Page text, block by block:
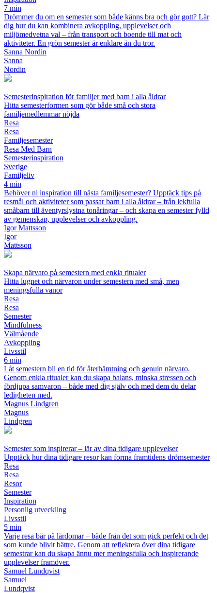
7 min
Drömmer du om en semester som både känns bra och gör gott? Lär
dig hur du kan kombinera avkoppling, upplevelser och
miljömedvetna val – från transport och boende till mat och
aktiviteter. En grön semester är enklare än du tror.
Sanna Nordin
Sanna
Nordin
Semesterinspiration för familjer med barn i alla åldrar
Hitta semesterformen som gör både små och stora
familjemedlemmar nöjda
Resa
Resa
Familjesemester
Resa Med Barn
Semesterinspiration
Sverige
Familjeliv
4 min
Behöver ni inspiration till nästa familjesemester? Upptäck tips på
resmål och aktiviteter som passar barn i alla åldrar – från lekfulla
småbarn till äventyrslystna tonåringar – och skapa en semester fylld
av gemenskap, upplevelser och avkoppling.
Igor Mattsson
Igor
Mattsson
Skapa närvaro på semestern med enkla ritualer
Hitta lugnet och närvaron under semestern med små, men
meningsfulla vanor
Resa
Resa
Semester
Mindfulness
Välmående
Avkoppling
Livsstil
6 min
Låt semestern bli en tid för återhämtning och genuin närvaro.
Genom enkla ritualer kan du skapa balans, minska stressen och
fördjupa samvaron – både med dig själv och med dem du delar
ledigheten med.
Magnus Lindgren
Magnus
Lindgren
Semester som inspirerar – lär av dina tidigare upplevelser
Upptäck hur dina tidigare resor kan forma framtidens drömsemester
Resa
Resa
Resor
Semester
Inspiration
Personlig utveckling
Livsstil
5 min
Varje resa bär på lärdomar – både från det som gick perfekt och det
som kunde blivit bättre. Genom att reflektera över dina tidigare
semestrar kan du skapa ännu mer meningsfulla och inspirerande
upplevelser framöver.
Samuel Lundqvist
Samuel
Lundqvist